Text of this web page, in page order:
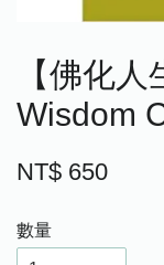
【佛化
Wisdom
NT$ 650
數量